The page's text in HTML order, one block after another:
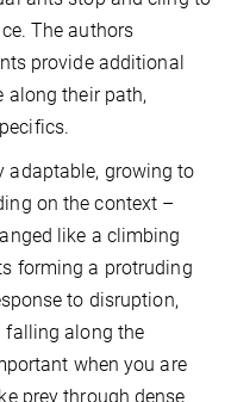
The authors
provide additional
along their path,
adaptable, growing to
on the context –
like a climbing
forming a protruding
to disruption,
falling along the
when you are
prey through dense